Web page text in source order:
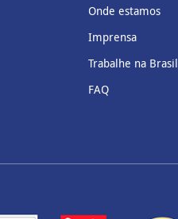
Onde estamos
Imprensa
Trabalhe na Brasil
FAQ